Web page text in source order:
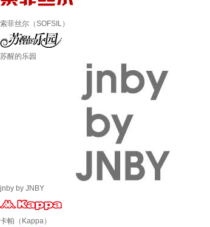
索菲丝尔（SOFSIL）
苏醒的乐园
jnby by JNBY
卡帕（Kappa）